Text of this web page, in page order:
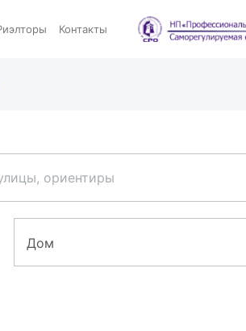
Контакты
ориентиры
Дом